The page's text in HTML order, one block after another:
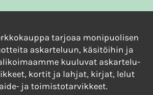
tarjoaa monipuolisen
askarteluun, käsitöihin ja
kuuluvat askartelu-
kortit ja lahjat, kirjat, lelut
ja toimistotarvikkeet.